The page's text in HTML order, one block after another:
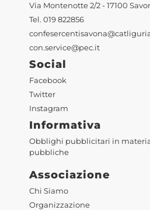
Via Montenotte 2/2 - 17100
Tel. 019 822856
con.service@pec.it
Social
Facebook
Twitter
Instagram
Informativa
Obblighi pubblicitari in
pubbliche
Associazione
Chi Siamo
Organizzazione